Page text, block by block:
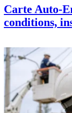
Carte Auto-
conditions,